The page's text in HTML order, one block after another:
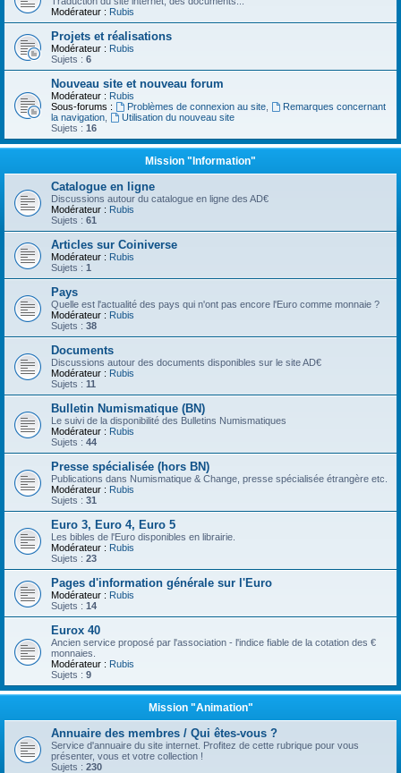
Modérateur : Rubis
Projets et réalisations
Modérateur : Rubis
Sujets : 6
Nouveau site et nouveau forum
Modérateur : Rubis
Sous-forums :
Problèmes de connexion au site,
Remarques concernant
la navigation
Utilisation du nouveau site
Sujets : 16
Mission "Information"
Catalogue en ligne
Discussions autour du catalogue en ligne des AD€
Modérateur : Rubis
Sujets : 61
Articles sur Coiniverse
Modérateur : Rubis
Sujets : 1
Pays
Quelle est l'actualité des pays qui n'ont pas encore l'Euro comme monnaie ?
Modérateur : Rubis
Sujets : 38
Documents
Discussions autour des documents disponibles sur le site AD€
Modérateur : Rubis
Sujets : 11
Bulletin Numismatique (BN)
Le suivi de la disponibilité des Bulletins Numismatiques
Modérateur : Rubis
Sujets : 44
Presse spécialisée (hors BN)
Publications dans Numismatique & Change, presse spécialisée étrangère etc.
Modérateur : Rubis
Sujets : 31
Euro 3, Euro 4, Euro 5
Les bibles de l'Euro disponibles en librairie.
Modérateur : Rubis
Sujets : 23
Pages d'information générale sur l'Euro
Modérateur : Rubis
Sujets : 14
Eurox 40
Ancien service proposé par l'association - l'indice fiable de la cotation des €
monnaies.
Modérateur : Rubis
Sujets : 9
Mission "Animation"
Annuaire des membres / Qui êtes-vous ?
Service d'annuaire du site internet. Profitez de cette rubrique pour vous
présenter, vous et votre collection !
Sujets : 230